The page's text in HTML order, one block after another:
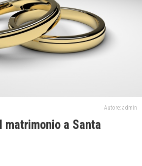
Autore: admin
matrimonio a Santa